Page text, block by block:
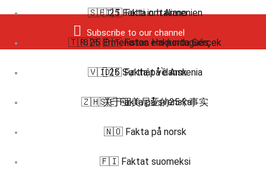
Subscribe to our channel
🇸🇪 25 Fakta om Armenien
🇹🇷 25 Ermenistan Hakkında Gerçek
🇻🇮 25 Sự thật về Armenia
🇿🇭 关于亚美尼亚的25个事实
🇮🇹 Fatti in Italiano
🇧🇷 🇵🇹 Fatos em português
🇩🇰 Fakta på dansk
🇸🇪 Fakta på svenska
🇳🇴 Fakta på norsk
🇫🇮 Faktat suomeksi